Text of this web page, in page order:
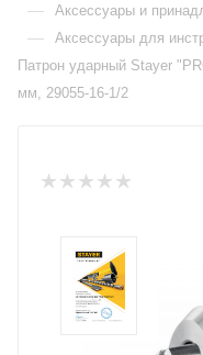
— Аксессуары и
— Аксессуары для
Патрон ударный Stayer
мм, 29055-16-1/2